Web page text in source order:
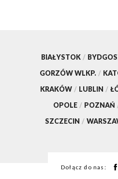
BIAŁYSTOK /
GORZÓW WLKP. /
KRAKÓW / LUBLIN /
OPOLE / POZNAŃ
SZCZECIN /
Dołącz do nas: